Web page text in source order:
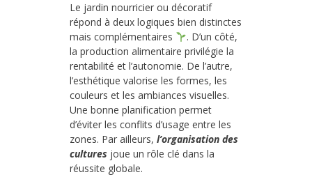
Le jardin nourricier ou décoratif
répond à deux logiques bien distinctes
mais complémentaires
. D’un côté,
la production alimentaire privilégie la
rentabilité et l’autonomie. De l’autre,
l’esthétique valorise les formes, les
couleurs et les ambiances visuelles.
Une bonne planification permet
d’éviter les conflits d’usage entre les
zones. Par ailleurs, l’organisation des
cultures joue un rôle clé dans la
réussite globale.